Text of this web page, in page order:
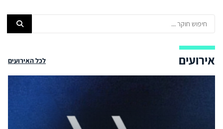
אירועים לכל האירועים